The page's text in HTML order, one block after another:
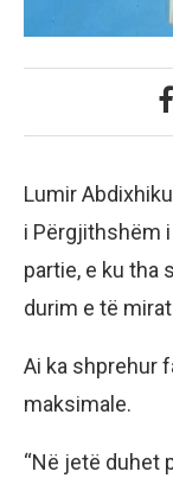
Lumir
i Përgjithshëm
partie, e ku tha
durim e të
Ai ka shprehur
maksimale.
“Në jetë duhet